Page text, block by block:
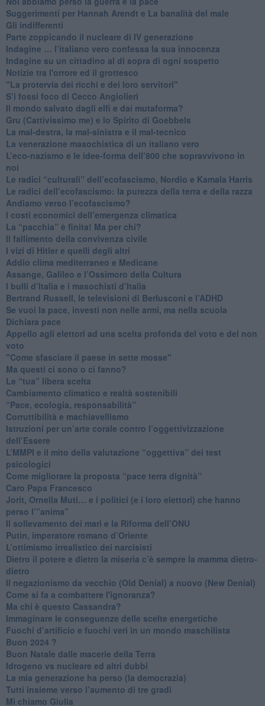
Suggerimenti per Hannah Arendt e La banalità del male
​Gli indifferenti
Parte zoppicando il nucleare di IV generazione
​Indagine … l’italiano vero confessa la sua innocenza
Indagine su un cittadino al di sopra di ogni sospetto
Notizie tra l'orrore ed il grottesco
"La protervia dei ricchi e dei loro servitori"
S’i fossi foco di Cecco Angiolieri
​Il mondo salvato dagli elfi e dai mutaforma?
Gru (Cattivissimo me) e lo Spirito di Goebbels
​La mal-destra, la mal-sinistra e il mal-tecnico
​La venerazione masochistica di un italiano vero
​L’eco-nazismo e le idee-forma dell’800 che sopravvivono in
noi
​Le radici “culturali” dell’ecofascismo, Nordio e Kamala Harris
Le radici dell’ecofascismo: la purezza della terra e della razza
Andiamo verso l’ecofascismo?
I costi economici dell’emergenza climatica
​La “pacchia” è finita! Ma per chi?
​Il fallimento della convivenza civile
​I vizi di Hitler e quelli degli altri
Addio clima mediterraneo e Medicane
​Assange, Galileo e l’Ossimoro della Cultura
​I bulli d’Italia e i masochisti d’Italia
​Bertrand Russell, le televisioni di Berlusconi e l’ADHD
​Se vuoi la pace, investi non nelle armi, ma nella scuola
​Dichiara pace
​Appello agli elettori ad una scelta profonda del voto e del non
voto
"Come sfasciare il paese in sette mosse"
​Ma questi ci sono o ci fanno?
​Le “tua” libera scelta
Cambiamento climatico e realtà sostenibili
“Pace, ecologia, responsabilità”
​Corruttibilità e machiavellismo
Istruzioni per un’arte corale contro l’oggettivizzazione
dell’Essere
​L’MMPI e il mito della valutazione “oggettiva” dei test
psicologici
Come migliorare la proposta “pace terra dignità”
Caro Papa Francesco
​Jorit, Ornella Muti… e i politici (e i loro elettori) che hanno
perso l’”anima”
​Il sollevamento dei mari e la Riforma dell’ONU
Putin, imperatore romano d’Oriente
​L’ottimismo irrealistico dei narcisisti
​Dietro il potere e dietro la miseria c’è sempre la mamma dietro-
dietro
Il negazionismo da vecchio (Old Denial) a nuovo (New Denial)
Come si fa a combattere l'ignoranza?
Ma chi è questo Cassandra?
Immaginare le conseguenze delle scelte energetiche
​Fuochi d’artificio e fuochi veri in un mondo maschilista
Buon 2024 ?
​Buon Natale dalle macerie della Terra
​Idrogeno vs nucleare ed altri dubbi
​La mia generazione ha perso (la democrazia)
​Tutti insieme verso l’aumento di tre gradi
Mi chiamo Giulia